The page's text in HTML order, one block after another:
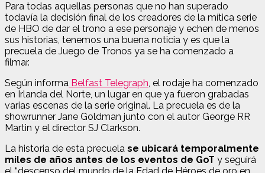
Para todas aquellas personas que no han superado
todavía la decisión final de los creadores de la mítica serie
de HBO de dar el trono a ese personaje y echen de menos
sus historias, tenemos una buena noticia y es que la
precuela de Juego de Tronos ya se ha comenzado a
filmar.
Según informa Belfast Telegraph, el rodaje ha comenzado
en Irlanda del Norte, un lugar en que ya fueron grabadas
varias escenas de la serie original. La precuela es de la
showrunner Jane Goldman junto con el autor George RR
Martin y el director SJ Clarkson.
La historia de esta precuela se ubicará temporalmente
miles de años antes de los eventos de GoT y seguirá